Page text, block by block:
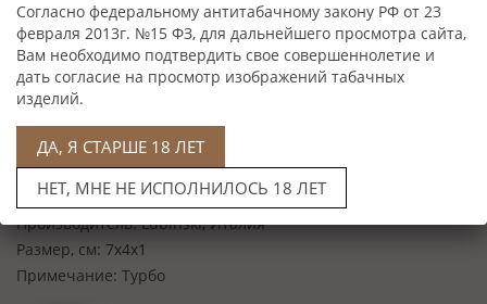
Нет в наличии
Материал: Металл
Цвет: Серебристая
Производитель: Lubinski, Италия
Размер, см: 7х4х1
Примечание: Турбо
Согласно федеральному антитабачному закону РФ от 23
февраля 2013г. №15 ФЗ, для дальнейшего просмотра сайта,
Вам необходимо подтвердить свое совершеннолетие и
дать согласие на просмотр изображений табачных
изделий.
ДА, Я СТАРШЕ 18 ЛЕТ
НЕТ, МНЕ НЕ ИСПОЛНИЛОСЬ 18 ЛЕТ